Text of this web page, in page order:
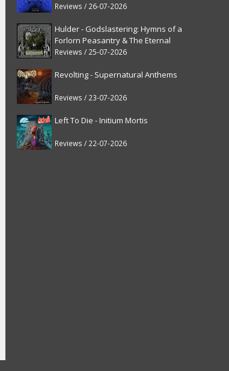
Reviews / 26-07-2026
Hulder - Godslastering: Hymns of a
Forlorn Peasantry & The Eternal
Fanfare [reissue]
Reviews / 25-07-2026
Revolting - Supernatural Anthems
Reviews / 23-07-2026
Left To Die - Initium Mortis
Reviews / 22-07-2026